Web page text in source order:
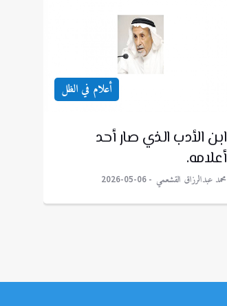
أعلام في الظل
ابن الأدب الذي صار أحد
أعلامه.
محمد عبدالرزاق القشعمي 2026-05-06